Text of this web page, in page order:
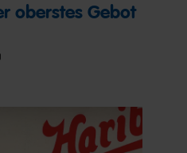
oberstes Gebot